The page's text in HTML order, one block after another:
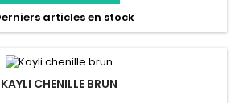
articles en stock
KAYLI CHENILLE BRUN